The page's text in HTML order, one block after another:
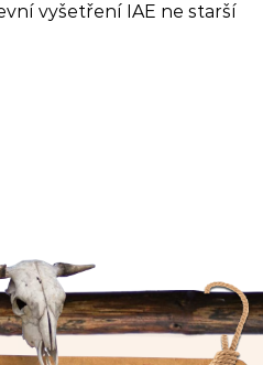
vyšetření IAE ne starší